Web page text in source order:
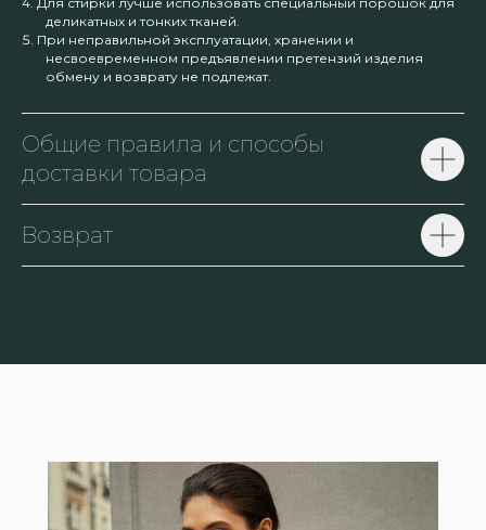
деликатных и тонких тканей.
При неправильной эксплуатации, хранении и
несвоевременном предъявлении претензий изделия
обмену и возврату не подлежат.
Общие правила и способы
доставки товара
Возврат